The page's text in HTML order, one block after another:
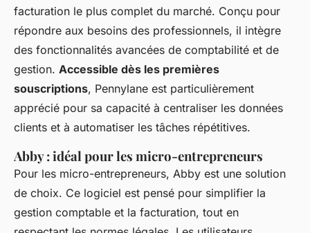
facturation le plus complet du marché. Conçu pour
répondre aux besoins des professionnels, il intègre
des fonctionnalités avancées de comptabilité et de
gestion. Accessible dès les premières
souscriptions, Pennylane est particulièrement
apprécié pour sa capacité à centraliser les données
clients et à automatiser les tâches répétitives.
Abby : idéal pour les micro-entrepreneurs
Pour les micro-entrepreneurs, Abby est une solution
de choix. Ce logiciel est pensé pour simplifier la
gestion comptable et la facturation, tout en